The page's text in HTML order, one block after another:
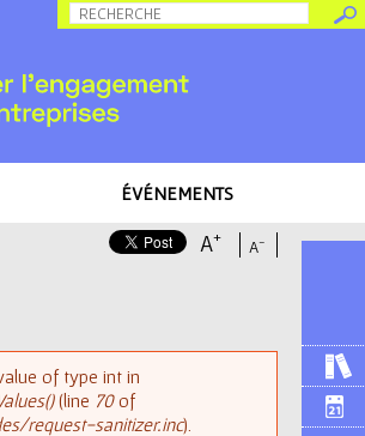
au contenu
ÉVÉNEMENTS
A-
A+
of type int in
(line 70of
request-sanitizer.inc).